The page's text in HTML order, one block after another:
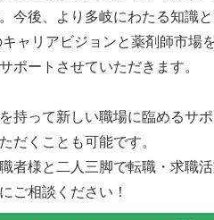
今後、より多岐にわたる知識
ャリアビジョンと薬剤師市場
ポートさせていただきます。
持って新しい職場に臨めるサ
だくことも可能です。
者様と二人三脚で転職・求職
ご相談ください！